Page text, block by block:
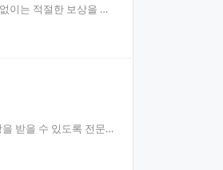
이는 적절한 보상을 받
받을 수 있도록 전문